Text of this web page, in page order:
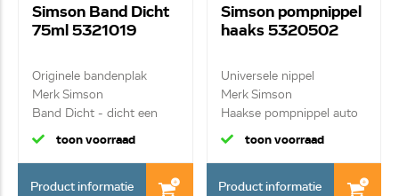
Simson Band Dicht
75ml 5321019
Originele bandenplak
Merk Simson
Band Dicht - dicht een
ba...
toon voorraad
Product informatie
Simson pompnippel
haaks 5320502
Universele nippel
Merk Simson
Haakse pompnippel auto
90gr
toon voorraad
Product informatie